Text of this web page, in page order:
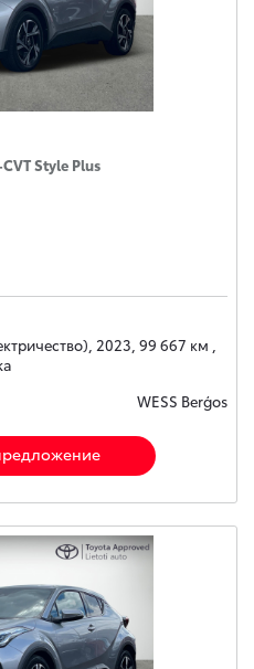
Style Plus
2023, 99 667 км ,
WESS Berģos